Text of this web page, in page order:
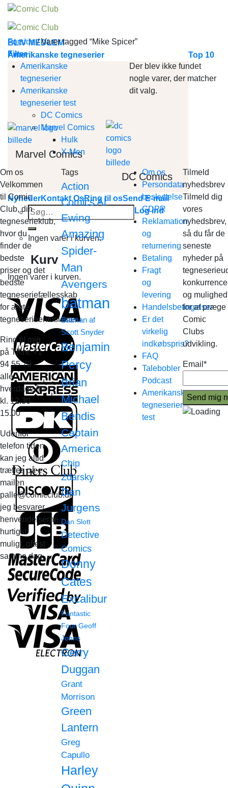
Skip
content
BLIV MEDLEM
Amerikanske tegneserier
Marvel Comics
DC Comics
Top 10
NyhederKontakt OsRing til osSend E-mail
Søg
efter:
Log ind
Ingen varer i kurven.
Kurv
Ingen varer i kurven.
Forside /Varer tagged “Mike Spicer”
Filter
Amerikanske
tegneserier
Amerikanske
tegneserier test
DC Comics
Marvel Comics
Hulk
X-Men
Der blev ikke fundet
nogle varer, der matcher
dit valg.
Om os
Velkommen
til Comic
Club, din
tegneserieklub,
hvor du
finder de
bedste
priser og det
bedste
tegneseriefællesskab
for ægte
tegneserieentusiaster.
Ring til mig
på Tlf.nr. 71
94 55 70
alle
hverdage fra
kl. 12.30-
15.00
Udenfor
telefon tiden
kan jeg altid
træffes på e-
mailen
palle@comicclub.dk
jeg besvarer
henvendelserne
hurtigst
muligt, oftest
samme dag.
Tags
Action
ComicsAl
Ewing
Amazing
Spider-
Man
Avengers
batman
Batman af
Scott Snyder
Benjamin
Percy
Brian
Michael
Bendis
Captain
America
Chip
Zdarsky
Dan
Jurgens
Dan Slott
Detective
Comics
Donny
Cates
Excalibur
Fantastic
Four Geoff
Johns
Gerry
Duggan
Grant
Morrison
Green
Lantern
Greg
Capullo
Harley
Om os
Persondata
beskyttelse
GDPR
Reklamation
og
returnering
Betaling
Fragt
og
levering
Handelsbetingelser
Er det
virkelig
indkøbspris?
FAQ
Talebobler
Podcast
Amerikanske
tegneserier
test
Tilmeld
nyhedsbrev
Tilmeld dig
vores
nyhedsbrev,
så du får de
seneste
nyheder på
og mulighed
for at præge
Comic
Clubs
udvikling.
Email*